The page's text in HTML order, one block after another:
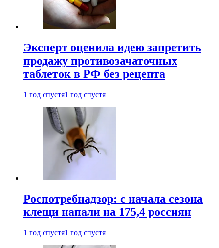
Эксперт оценила идею запретить
продажу противозачаточных
таблеток в РФ без рецепта
1 год спустя1 год спустя
Роспотребнадзор: с начала сезона
клещи напали на 175,4 россиян
1 год спустя1 год спустя